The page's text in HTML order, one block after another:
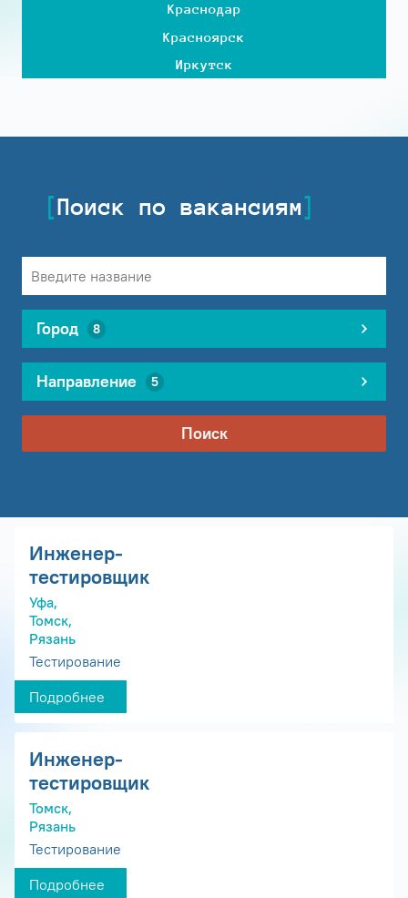
Краснодар
Красноярск
Иркутск
Поиск по вакансиям
Город 8
Направление 5
Поиск
Инженер-
тестировщик
Уфа,
Томск,
Рязань
Тестирование
Подробнее
Инженер-
тестировщик
Томск,
Рязань
Тестирование
Подробнее